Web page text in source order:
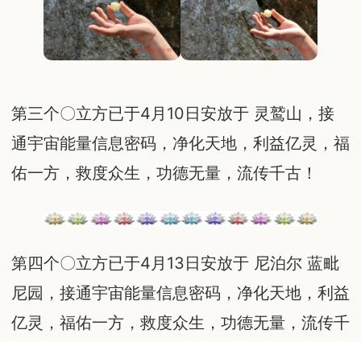
第三个〇立方已于4月10日安放于 灵鹫山，接
通宇宙能量信息密码，净化天地，利益亿灵，福
佑一方，救度众生，功德无量，流传千古！
第四个〇立方已于4月13日安放于 尼泊尔 蓝毗
尼园，接通宇宙能量信息密码，净化天地，利益
亿灵，福佑一方，救度众生，功德无量，流传千